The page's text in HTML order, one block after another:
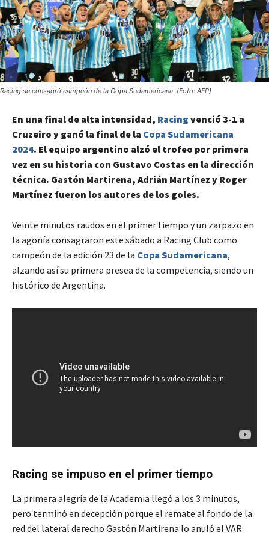
Racing se consagró campeón de la Copa Sudamericana. (Foto: AFP)
En una final de alta intensidad, Racing venció 3-1 a
Cruzeiro y ganó la final de la Copa Sudamericana
2024. El equipo argentino alzó el trofeo por primera
vez en su historia con Gustavo Costas en la dirección
técnica. Gastón Martirena, Adrián Martínez y Roger
Martínez fueron los autores de los goles.
Veinte minutos raudos en el primer tiempo y un zarpazo en
la agonía consagraron este sábado a Racing Club como
campeón de la edición 23 de la Copa Sudamericana,
alzando así su primera presea de la competencia, siendo un
histórico de Argentina.
Racing se impuso en el primer tiempo
La primera alegría de la Academia llegó a los 3 minutos,
pero terminó en decepción porque el remate al fondo de la
red del lateral derecho Gastón Martirena lo anuló el VAR